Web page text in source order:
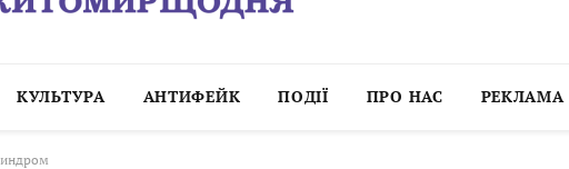
КУЛЬТУРА АНТИФЕЙК ПОДІЇ ПРО НАС РЕКЛАМА